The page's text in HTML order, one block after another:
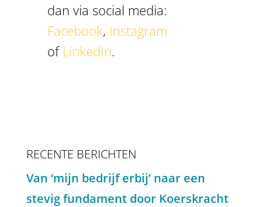
dan via social media:
Facebook, Instagram
of LinkedIn.
RECENTE BERICHTEN
Van ‘mijn bedrijf erbij’ naar een
stevig fundament door Koerskracht